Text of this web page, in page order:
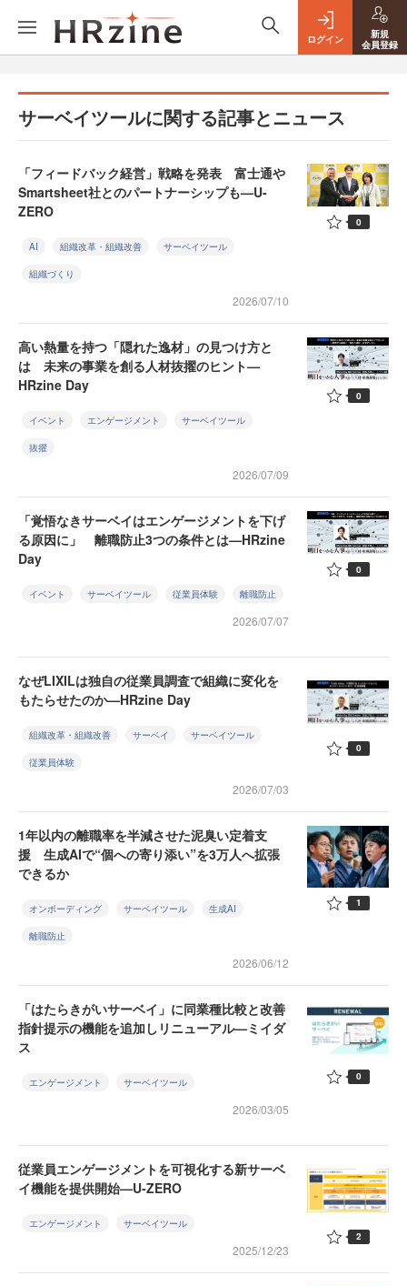
ログイン
新規
会員登録
サーベイツールに関する記事とニュース
「フィードバック経営」戦略を発表 富士通や
Smartsheet社とのパートナーシップも—U-
ZERO
AI 組織改革・組織改善 サーベイツール
組織づくり
2026/07/10
0
高い熱量を持つ「隠れた逸材」の見つけ方と
は 未来の事業を創る人材抜擢のヒント—
HRzine Day
イベント エンゲージメント サーベイツール
抜擢
2026/07/09
0
「覚悟なきサーベイはエンゲージメントを下げ
る原因に」 離職防止3つの条件とは—HRzine
Day
イベント サーベイツール 従業員体験 離職防止
2026/07/07
0
なぜLIXILは独自の従業員調査で組織に変化を
もたらせたのか—HRzine Day
組織改革・組織改善 サーベイ サーベイツール
従業員体験
2026/07/03
0
1年以内の離職率を半減させた泥臭い定着支
援 生成AIで“個への寄り添い”を3万人へ拡張
できるか
オンボーディング サーベイツール 生成AI
離職防止
2026/06/12
1
「はたらきがいサーベイ」に同業種比較と改善
指針提示の機能を追加しリニューアル—ミイダ
ス
エンゲージメント サーベイツール
2026/03/05
0
従業員エンゲージメントを可視化する新サーベ
イ機能を提供開始—U-ZERO
エンゲージメント サーベイツール
2025/12/23
2